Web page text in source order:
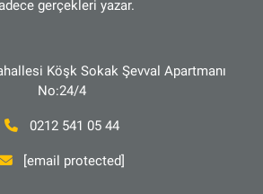
gerçekleri yazar.
Köşk Sokak Şevval Apartmanı
No:24/4
0212 541 05 44
[email protected]